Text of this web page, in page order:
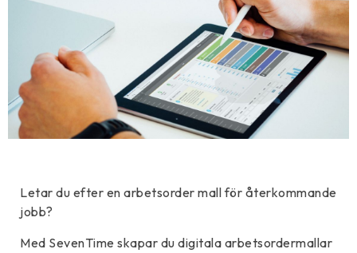
Letar du efter en arbetsorder mall för återkommande
jobb?
Med SevenTime skapar du digitala arbetsordermallar